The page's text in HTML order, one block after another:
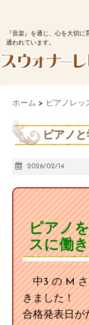
『音楽』を通じ、心を大切
通われています。
ホーム > ピアノレッ
ピアノ
2026/02/14
ピアノ
スに働
中3 の M さ
きました！
合格発表日が